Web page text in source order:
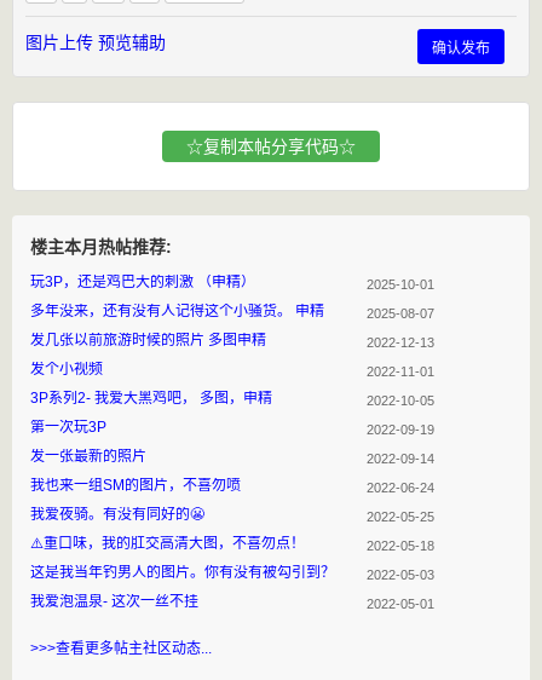
图片上传 预览辅助 确认发布
☆复制本帖分享代码☆
楼主本月热帖推荐:
玩3P，还是鸡巴大的刺激 （申精） 2025-10-01
多年没来，还有没有人记得这个小骚货。 申精 2025-08-07
发几张以前旅游时候的照片 多图申精 2022-12-13
发个小视频 2022-11-01
3P系列2- 我爱大黑鸡吧， 多图，申精 2022-10-05
第一次玩3P 2022-09-19
发一张最新的照片 2022-09-14
我也来一组SM的图片，不喜勿喷 2022-06-24
我爱夜骑。有没有同好的😬 2022-05-25
⚠️重口味，我的肛交高清大图，不喜勿点！ 2022-05-18
这是我当年钓男人的图片。你有没有被勾引到？ 2022-05-03
我爱泡温泉- 这次一丝不挂 2022-05-01
>>>查看更多帖主社区动态...